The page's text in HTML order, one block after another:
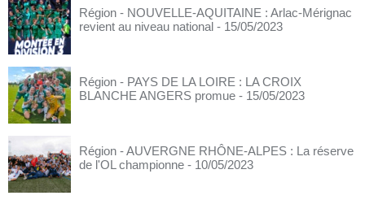
Région - NOUVELLE-AQUITAINE : Arlac-Mérignac
revient au niveau national - 15/05/2023
Région - PAYS DE LA LOIRE : LA CROIX
BLANCHE ANGERS promue - 15/05/2023
Région - AUVERGNE RHÔNE-ALPES : La réserve
de l'OL championne - 10/05/2023